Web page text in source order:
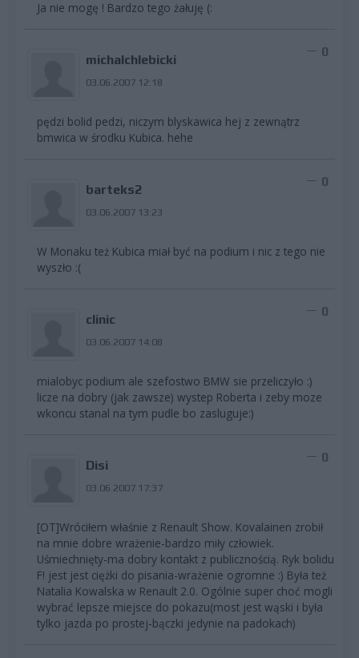
Ja nie mogę ! Bardzo tego żałuję (:
michalchlebicki
03.06.2007 12:18
0
pędzi bolid pedzi, niczym blyskawica hej z zewnątrz
bmwica w środku Kubica. hehe
barteks2
03.06.2007 13:23
0
W Monaku też Kubica miał być na podium i nic z tego nie
wyszło :(
clinic
03.06.2007 14:08
0
mialobyc podium ale szefostwo BMW sie przeliczyło :)
licze na dobry (jak zawsze) wystep Roberta i zeby moze
wkoncu stanal na tym pudle bo zasluguje:)
Disi
03.06.2007 17:37
0
[OT]Wróciłem właśnie z Renault Show. Kovalainen zrobił
na mnie dobre wrażenie-bardzo miły człowiek.
Uśmiechnięty-ma dobry kontakt z publicznością. Ryk bolidu
F! jest jest ciężki do pisania-wrażenie ogromne :) Była też
Natalia Kowalska w Renault 2.0. Ogólnie super choć mogli
wybrać lepsze miejsce do pokazu(most jest wąski i była
tylko jazda po prostej-bączki jedynie na padokach)